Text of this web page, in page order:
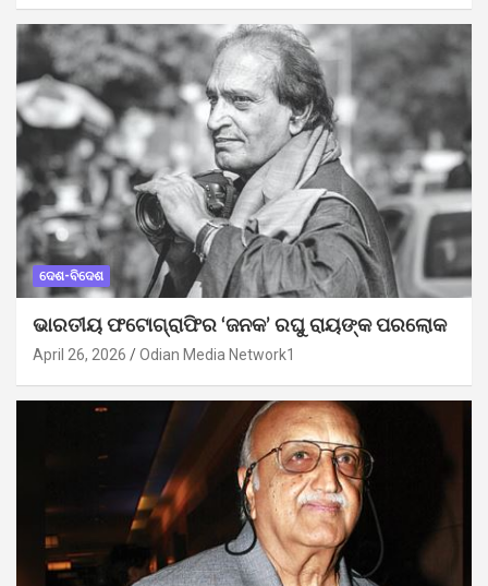
ଦେଶ-ବିଦେଶ
ଭାରତୀୟ ଫଟୋଗ୍ରାଫିର ‘ଜନକ’ ରଘୁ ରାୟଙ୍କ ପରଲୋକ
April 26, 2026 Odian Media Network1